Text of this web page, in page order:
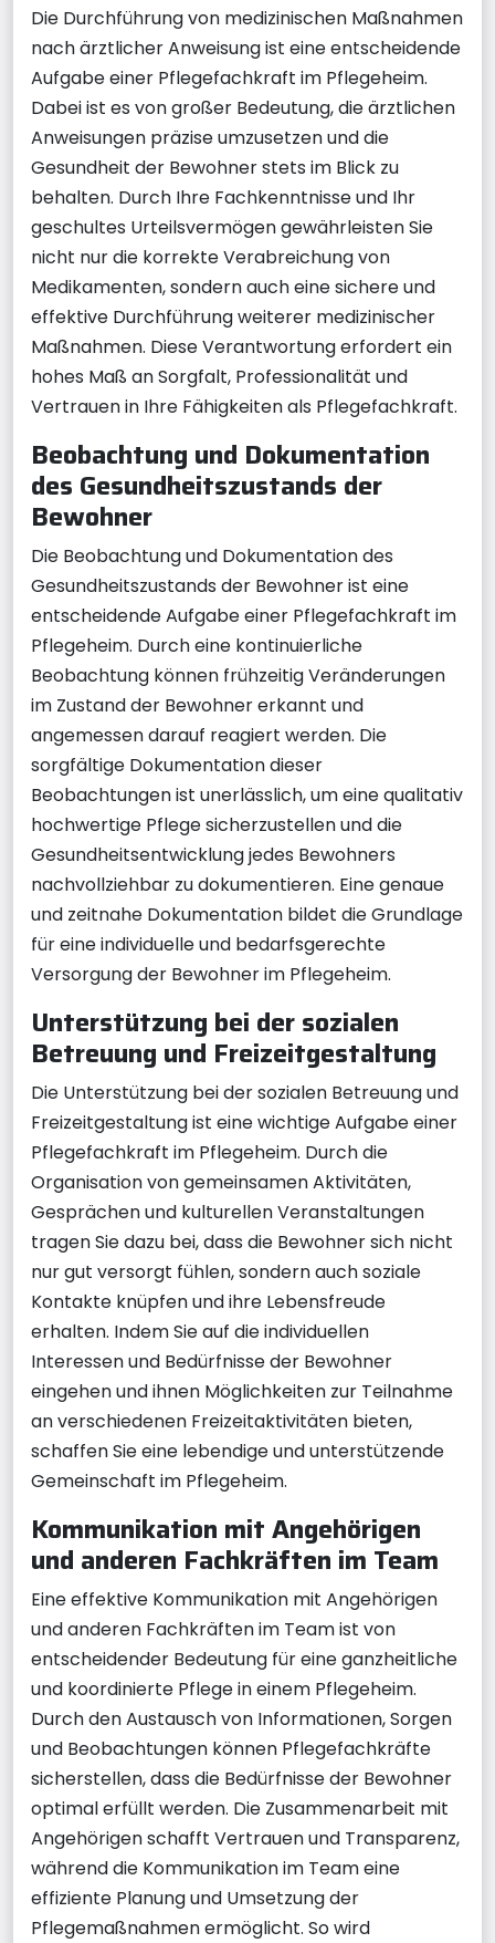
Die Durchführung von medizinischen Maßnahmen
nach ärztlicher Anweisung ist eine entscheidende
Aufgabe einer Pflegefachkraft im Pflegeheim.
Dabei ist es von großer Bedeutung, die ärztlichen
Anweisungen präzise umzusetzen und die
Gesundheit der Bewohner stets im Blick zu
behalten. Durch Ihre Fachkenntnisse und Ihr
geschultes Urteilsvermögen gewährleisten Sie
nicht nur die korrekte Verabreichung von
Medikamenten, sondern auch eine sichere und
effektive Durchführung weiterer medizinischer
Maßnahmen. Diese Verantwortung erfordert ein
hohes Maß an Sorgfalt, Professionalität und
Vertrauen in Ihre Fähigkeiten als Pflegefachkraft.
Beobachtung und Dokumentation
des Gesundheitszustands der
Bewohner
Die Beobachtung und Dokumentation des
Gesundheitszustands der Bewohner ist eine
entscheidende Aufgabe einer Pflegefachkraft im
Pflegeheim. Durch eine kontinuierliche
Beobachtung können frühzeitig Veränderungen
im Zustand der Bewohner erkannt und
angemessen darauf reagiert werden. Die
sorgfältige Dokumentation dieser
Beobachtungen ist unerlässlich, um eine qualitativ
hochwertige Pflege sicherzustellen und die
Gesundheitsentwicklung jedes Bewohners
nachvollziehbar zu dokumentieren. Eine genaue
und zeitnahe Dokumentation bildet die Grundlage
für eine individuelle und bedarfsgerechte
Versorgung der Bewohner im Pflegeheim.
Unterstützung bei der sozialen
Betreuung und Freizeitgestaltung
Die Unterstützung bei der sozialen Betreuung und
Freizeitgestaltung ist eine wichtige Aufgabe einer
Pflegefachkraft im Pflegeheim. Durch die
Organisation von gemeinsamen Aktivitäten,
Gesprächen und kulturellen Veranstaltungen
tragen Sie dazu bei, dass die Bewohner sich nicht
nur gut versorgt fühlen, sondern auch soziale
Kontakte knüpfen und ihre Lebensfreude
erhalten. Indem Sie auf die individuellen
Interessen und Bedürfnisse der Bewohner
eingehen und ihnen Möglichkeiten zur Teilnahme
an verschiedenen Freizeitaktivitäten bieten,
schaffen Sie eine lebendige und unterstützende
Gemeinschaft im Pflegeheim.
Kommunikation mit Angehörigen
und anderen Fachkräften im Team
Eine effektive Kommunikation mit Angehörigen
und anderen Fachkräften im Team ist von
entscheidender Bedeutung für eine ganzheitliche
und koordinierte Pflege in einem Pflegeheim.
Durch den Austausch von Informationen, Sorgen
und Beobachtungen können Pflegefachkräfte
sicherstellen, dass die Bedürfnisse der Bewohner
optimal erfüllt werden. Die Zusammenarbeit mit
Angehörigen schafft Vertrauen und Transparenz,
während die Kommunikation im Team eine
effiziente Planung und Umsetzung der
Pflegemaßnahmen ermöglicht. So wird